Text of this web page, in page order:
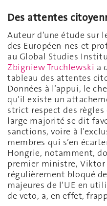
Des attentes
Auteur d’une étude sur
des Européen-nes et
au Global Studies
Zbigniew Truchlewski a
tableau des attentes
Données à l’appui, le
qu’il existe un
strict respect des
large majorité se dit
sanctions, voire à
membres qui s’en
Hongrie, notamment,
premier ministre, Viktor
régulièrement bloqué
majeures de l’UE en
de veto, a, en effet,